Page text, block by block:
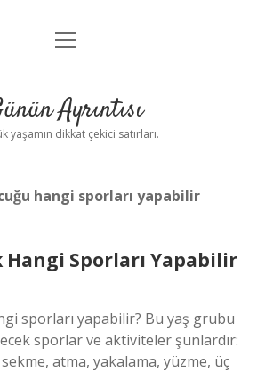
Anasayfa
Yasal Uyarı
menüyü
Ayrıntısı
yaşamın dikkat çekici satırları.
hangi sporları yapabilir
Hangi Sporları Yapabilir
sporları yapabilir? Bu yaş grubu
sporlar ve aktiviteler şunlardır:
atma, yakalama, yüzme, üç